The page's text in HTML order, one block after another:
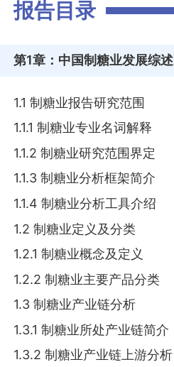
报告目录
第1章 ：中国制糖业发展综述
1.1 制糖业报告研究范围
1.1.1 制糖业专业名词解释
1.1.2 制糖业研究范围界定
1.1.3 制糖业分析框架简介
1.1.4 制糖业分析工具介绍
1.2 制糖业定义及分类
1.2.1 制糖业概念及定义
1.2.2 制糖业主要产品分类
1.3 制糖业产业链分析
1.3.1 制糖业所处产业链简介
1.3.2 制糖业产业链上游分析